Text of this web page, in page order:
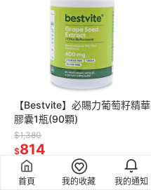
首頁 我的收藏 我的通知
【Bestvite】必賜力葡萄籽精華
膠囊1瓶(90顆)
$1,380
$814
51
折